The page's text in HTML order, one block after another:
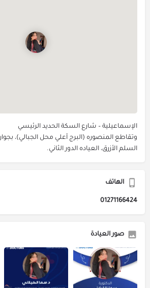
الإسماعيلية – شارع السكة الحديد الرئيسي
وتقاطع المنصوره (البرج أعلي محل الجبالي)، بجوار
السلم الأزرق، العياده الدور الثاني.
الهاتف
01271166424
صور العيادة